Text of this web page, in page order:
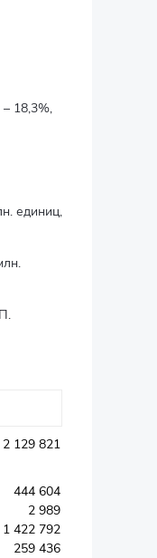
18,3%,
единиц,
2 129 821
444 604
2 989
1 422 792
259 436